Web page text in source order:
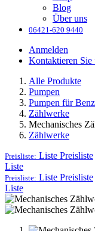
Blog
Über uns
06421-620 9440
Anmelden
Kontaktieren Sie
Alle Produkte
Pumpen
Pumpen für
Zählwerke
Mechanisches
Zählwerke
Preisliste: Liste Preisliste
Liste
Preisliste: Liste Preisliste
Liste